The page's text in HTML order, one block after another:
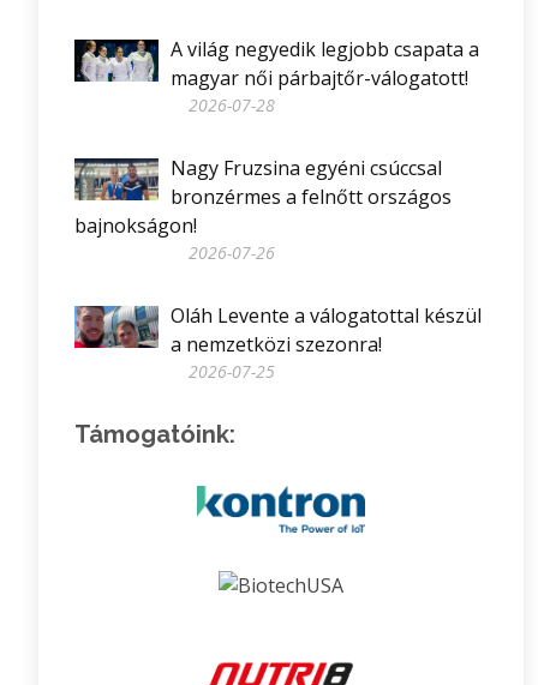
A világ negyedik legjobb csapata a
magyar női párbajtőr-válogatott!
2026-07-28
Nagy Fruzsina egyéni csúccsal
bronzérmes a felnőtt országos
bajnokságon!
2026-07-26
Oláh Levente a válogatottal készül
a nemzetközi szezonra!
2026-07-25
Támogatóink: